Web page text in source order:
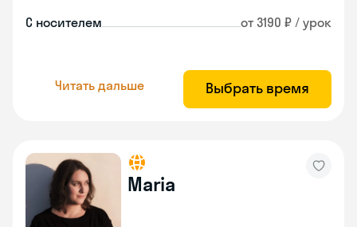
С носителем от 3190 ₽ / урок
Читать дальше Выбрать время
Maria